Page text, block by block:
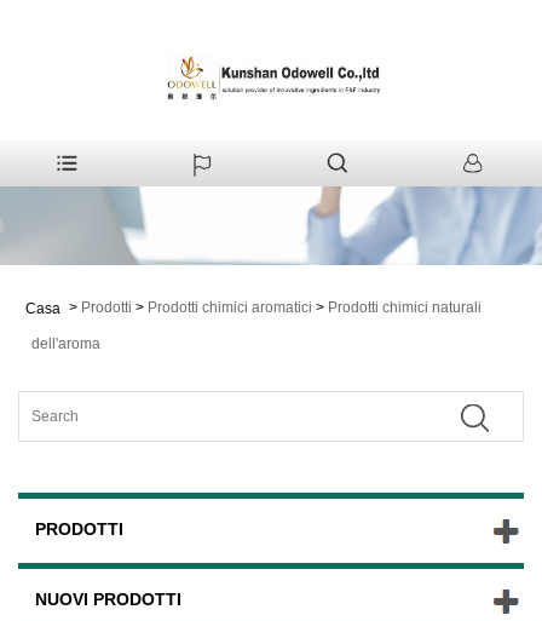
Casa > Prodotti > Prodotti chimici aromatici > Prodotti chimici naturali
dell'aroma
PRODOTTI
NUOVI PRODOTTI